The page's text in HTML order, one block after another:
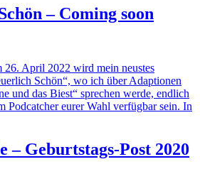
– Coming soon
April 2022 wird mein neustes
Schön“, wo ich über Adaptionen
und das Biest“ sprechen werde, endlich
Podcatcher eurer Wahl verfügbar sein. In
– Geburtstags-Post 2020